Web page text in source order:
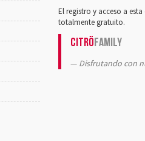
El registro y acceso a
totalmente gratuito.
CitröFamily
Disfrutando con